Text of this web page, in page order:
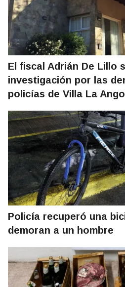
El fiscal Adrián De Lillo
investigación por las
policías de Villa La
Policía recuperó una
demoran a un hombre